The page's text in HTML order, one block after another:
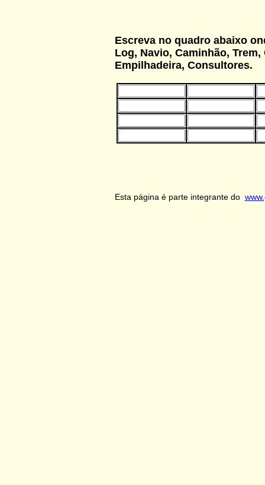
Escreva no quadro abaixo
Log, Navio, Caminhão,
Empilhadeira, Consultores.
Esta página é parte integrante do